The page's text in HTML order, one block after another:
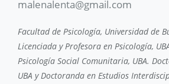
malenalenta@gmail.com
Facultad de Psicología, Universidad de
Licenciada y Profesora en Psicología,
Psicología Social Comunitaria, UBA.
UBA y Doctoranda en Estudios